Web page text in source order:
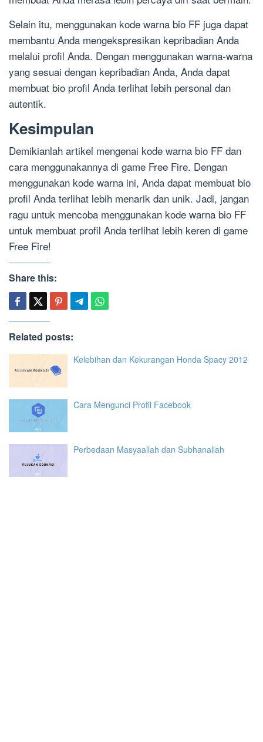
Selain itu, menggunakan kode warna bio FF juga dapat
membantu Anda mengekspresikan kepribadian Anda
melalui profil Anda. Dengan menggunakan warna-warna
yang sesuai dengan kepribadian Anda, Anda dapat
membuat bio profil Anda terlihat lebih personal dan
autentik.
Kesimpulan
Demikianlah artikel mengenai kode warna bio FF dan
cara menggunakannya di game Free Fire. Dengan
menggunakan kode warna ini, Anda dapat membuat bio
profil Anda terlihat lebih menarik dan unik. Jadi, jangan
ragu untuk mencoba menggunakan kode warna bio FF
untuk membuat profil Anda terlihat lebih keren di game
Free Fire!
Share this:
Related posts:
Kelebihan dan Kekurangan Honda Spacy 2012
Cara Mengunci Profil Facebook
Perbedaan Masyaallah dan Subhanallah